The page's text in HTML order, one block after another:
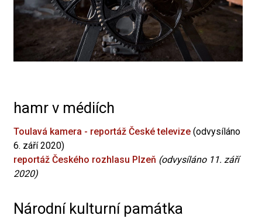
hamr v médiích
Toulavá kamera - reportáž České televize (odvysíláno
6. září 2020)
reportáž Českého rozhlasu Plzeň (odvysíláno 11. září
2020)
Národní kulturní památka